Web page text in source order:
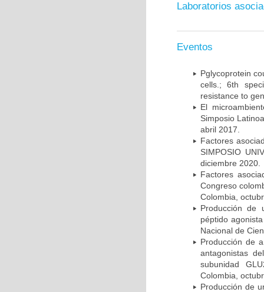
Laboratorios
Eventos
Pglycoprotein
cells.; 6th
resistance to
El
Simposio
abril 2017.
Factores
SIMPOSIO
diciembre 2020.
Factores
Congreso
Colombia,
Producción de
péptido
Nacional de
Producción de
antagonistas
subunidad
Colombia,
Producción de